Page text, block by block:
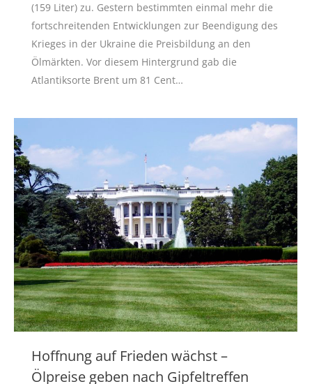
(159 Liter) zu. Gestern bestimmten einmal mehr die
fortschreitenden Entwicklungen zur Beendigung des
Krieges in der Ukraine die Preisbildung an den
Ölmärkten. Vor diesem Hintergrund gab die
Atlantiksorte Brent um 81 Cent…
Hoffnung auf Frieden wächst –
Ölpreise geben nach Gipfeltreffen